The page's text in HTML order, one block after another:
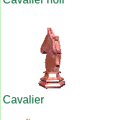
Cavalier